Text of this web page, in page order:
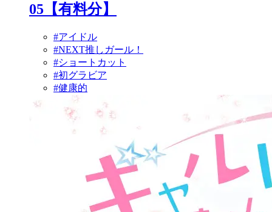
05【有料分】
#アイドル
#NEXT推しガール！
#ショートカット
#初グラビア
#健康的